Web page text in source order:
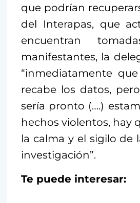
que podrían
del Interapas, que
encuentran
manifestantes, la
“inmediatamente
recabe los datos,
sería pronto (….)
hechos violentos, hay
la calma y el sigilo de
investigación”.
Te puede interesar: